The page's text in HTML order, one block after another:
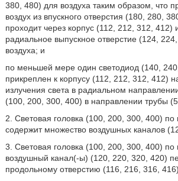
380, 480) для воздуха таким образом, что
воздух из впускного отверстия (180, 280,
проходит через корпус (112, 212, 312, 412)
радиальное выпускное отверстие (124,
воздуха; и
по меньшей мере один светодиод (140,
прикреплен к корпусу (112, 212, 312, 412)
излучения света в радиальном
(100, 200, 300, 400) в направлении трубы
2. Световая головка (100, 200, 300, 400) по
содержит множество воздушных каналов
3. Световая головка (100, 200, 300, 400) по
воздушный канал(-ы) (120, 220, 320, 420)
продольному отверстию (116, 216, 316, 416).